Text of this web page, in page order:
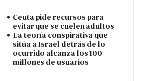
Ceuta pide recursos para
evitar que se cuelen adultos
La teoría conspirativa que
sitúa a Israel detrás de lo
ocurrido alcanza los 100
millones de usuarios